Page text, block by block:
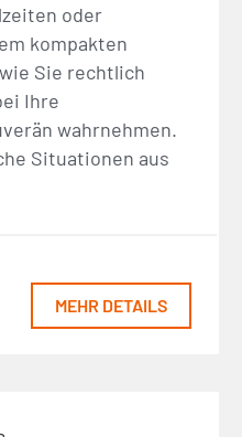
oder
kompakten
Sie rechtlich
Ihre
wahrnehmen.
Situationen aus
MEHR DETAILS